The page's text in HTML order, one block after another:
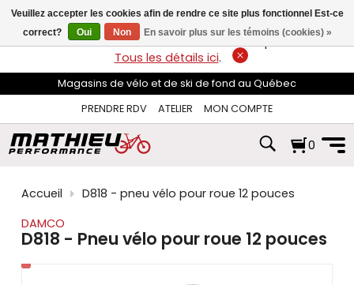
flèches
haut
et
pour
sélectionner
disponible.
Appuyez
pour
au
résultat
de
LIVRAISON GRATUITEsur les commandes de plus de 74$*.
Tous les détails ici.
Magasins de vélo et de ski de fond au Québec
PRENDRE RDV
ATELIER MON COMPTE
0
Accueil
D818 - pneu vélo pour roue 12 pouces
DAMCO
D818 - Pneu vélo pour roue 12 pouces
Veuillez accepter les cookies afin de rendre ce site plus fonctionnel Est-ce
correct?
Oui Non En savoir plus sur les témoins (cookies) »